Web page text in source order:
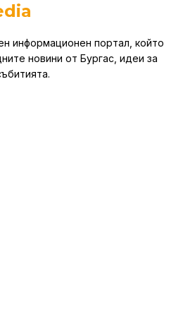
информационен портал, който
новини от Бургас, идеи за